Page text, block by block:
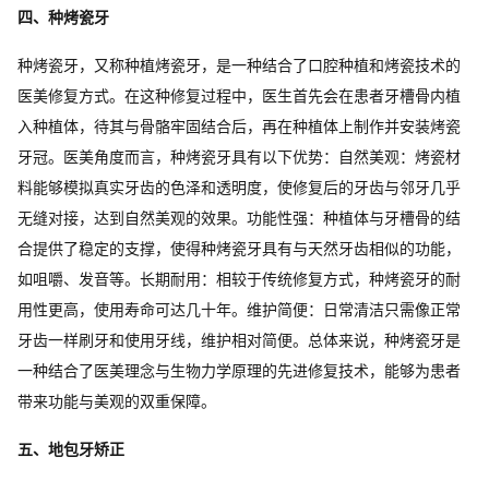
四、种烤瓷牙
种烤瓷牙，又称种植烤瓷牙，是一种结合了口腔种植和烤瓷技术的
医美修复方式。在这种修复过程中，医生首先会在患者牙槽骨内植
入种植体，待其与骨骼牢固结合后，再在种植体上制作并安装烤瓷
牙冠。医美角度而言，种烤瓷牙具有以下优势：自然美观：烤瓷材
料能够模拟真实牙齿的色泽和透明度，使修复后的牙齿与邻牙几乎
无缝对接，达到自然美观的效果。功能性强：种植体与牙槽骨的结
合提供了稳定的支撑，使得种烤瓷牙具有与天然牙齿相似的功能，
如咀嚼、发音等。长期耐用：相较于传统修复方式，种烤瓷牙的耐
用性更高，使用寿命可达几十年。维护简便：日常清洁只需像正常
牙齿一样刷牙和使用牙线，维护相对简便。总体来说，种烤瓷牙是
一种结合了医美理念与生物力学原理的先进修复技术，能够为患者
带来功能与美观的双重保障。
五、地包牙矫正